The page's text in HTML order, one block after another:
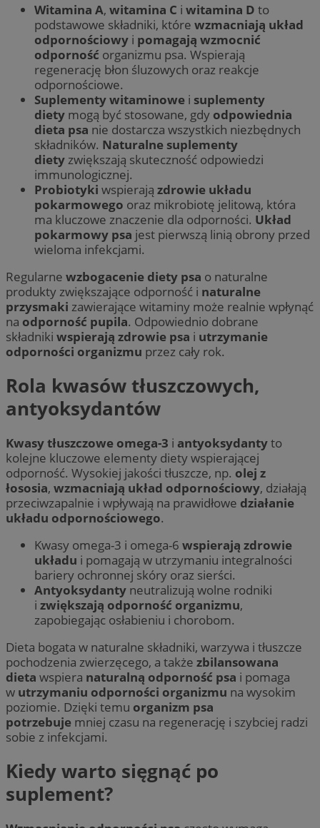
Witamina A, witamina C i witamina D to
podstawowe składniki, które wzmacniają układ
odpornościowy i pomagają wzmocnić
odporność organizmu psa. Wspierają
regenerację błon śluzowych oraz reakcje
odpornościowe.
Suplementy witaminowe i suplementy
diety mogą być stosowane, gdy odpowiednia
dieta psa nie dostarcza wszystkich niezbędnych
składników. Naturalne suplementy
dietyzwiększają skuteczność odpowiedzi
immunologicznej.
Probiotyki wspierają zdrowie układu
pokarmowego oraz mikrobiotę jelitową, która
ma kluczowe znaczenie dla odporności. Układ
pokarmowy psa jest pierwszą linią obrony przed
wieloma infekcjami.
Regularne wzbogacenie diety psa o naturalne
produkty zwiększające odporność i naturalne
przysmaki zawierające witaminy może realnie wpłynąć
na odporność pupila. Odpowiednio dobrane
składniki wspierają zdrowie psa i utrzymanie
odporności organizmu przez cały rok.
Rola kwasów tłuszczowych,
antyoksydantów
Kwasy tłuszczowe omega-3 i antyoksydantyto
kolejne kluczowe elementy diety wspierającej
odporność. Wysokiej jakości tłuszcze, np. olej z
łososia, wzmacniają układ odpornościowy, działają
przeciwzapalnie i wpływają na prawidłowe działanie
układu odpornościowego.
Kwasy omega-3 i omega-6 wspierają zdrowie
układu i pomagają w utrzymaniu integralności
bariery ochronnej skóry oraz sierści.
Antyoksydanty neutralizują wolne rodniki
i zwiększają odporność organizmu,
zapobiegając osłabieniu i chorobom.
Dieta bogata w naturalne składniki, warzywa i tłuszcze
pochodzenia zwierzęcego, a także zbilansowana
dieta wspiera naturalną odporność psa i pomaga
w utrzymaniu odporności organizmu na wysokim
poziomie. Dzięki temu organizm psa
potrzebuje mniej czasu na regenerację i szybciej radzi
sobie z infekcjami.
Kiedy warto sięgnąć po
suplement?